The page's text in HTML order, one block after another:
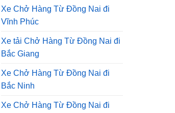
Xe Chở Hàng Từ Đồng Nai đi
Vĩnh Phúc
Xe tải Chở Hàng Từ Đồng Nai đi
Bắc Giang
Xe Chở Hàng Từ Đồng Nai đi
Bắc Ninh
Xe Chở Hàng Từ Đồng Nai đi